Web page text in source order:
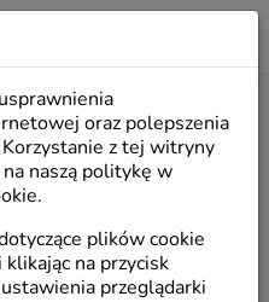
/ Anioły wiszące
oraz polepszenia
Korzystanie z tej witryny
naszą politykę w
plików cookie
na przycisk
przeglądarki